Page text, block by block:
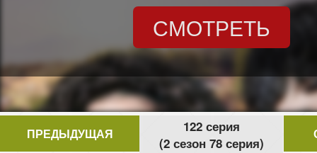
СМОТРЕТЬ
ПРЕДЫДУЩАЯ
122 серия
(2 сезон 78 серия)